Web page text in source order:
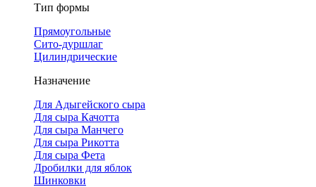
Тип формы
Прямоугольные
Сито-дуршлаг
Цилиндрические
Назначение
Для Адыгейского сыра
Для сыра Качотта
Для сыра Манчего
Для сыра Рикотта
Для сыра Фета
Дробилки для яблок
Шинковки